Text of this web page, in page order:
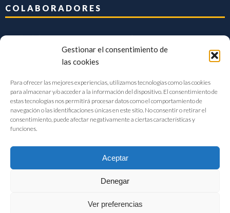
Gestionar el consentimiento de
las cookies
Para ofrecer las mejores experiencias, utilizamos tecnologías como las cookies
para almacenar y/o acceder a la información del dispositivo. El consentimiento de
estas tecnologías nos permitirá procesar datos como el comportamiento de
navegación o las identificaciones únicas en este sitio. No consentir o retirar el
consentimiento, puede afectar negativamente a ciertas características y
funciones.
Aceptar
Denegar
Ver preferencias
COLABORADORES
FIAB Federación Española de Industrias de la Alimentación y Bebidas